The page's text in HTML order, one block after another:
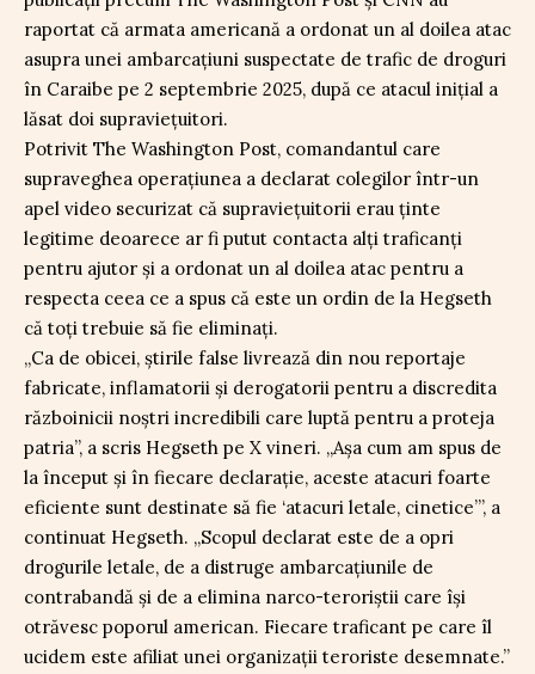
raportat că armata americană a ordonat un al doilea atac
asupra unei ambarcațiuni suspectate de trafic de droguri
în Caraibe pe 2 septembrie 2025, după ce atacul inițial a
lăsat doi supraviețuitori.
Potrivit The Washington Post, comandantul care
supraveghea operațiunea a declarat colegilor într-un
apel video securizat că supraviețuitorii erau ținte
legitime deoarece ar fi putut contacta alți traficanți
pentru ajutor și a ordonat un al doilea atac pentru a
respecta ceea ce a spus că este un ordin de la Hegseth
că toți trebuie să fie eliminați.
„Ca de obicei, știrile false livrează din nou reportaje
fabricate, inflamatorii și derogatorii pentru a discredita
războinicii noștri incredibili care luptă pentru a proteja
patria”, a scris Hegseth pe X vineri. „Așa cum am spus de
la început și în fiecare declarație, aceste atacuri foarte
eficiente sunt destinate să fie ‘atacuri letale, cinetice’”, a
continuat Hegseth. „Scopul declarat este de a opri
drogurile letale, de a distruge ambarcațiunile de
contrabandă și de a elimina narco-teroriștii care își
otrăvesc poporul american. Fiecare traficant pe care îl
ucidem este afiliat unei organizații teroriste desemnate.”